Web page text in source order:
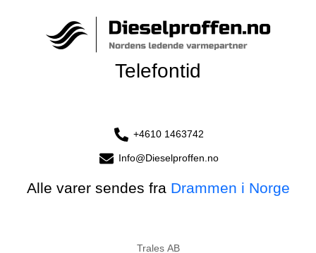
Telefontid
+4610 1463742
Info@Dieselproffen.no
Alle varer sendes fra Drammen i Norge
Trales AB